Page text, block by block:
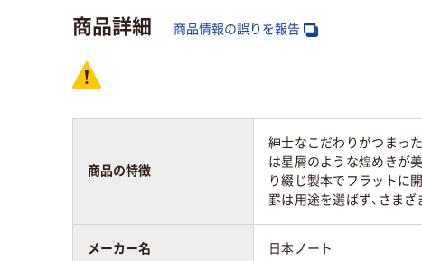
商品詳細 商品情報の誤りを報告
商品の特徴
紳士なこだわりがつまっ
は星屑のような煌めきが
り綴じ製本でフラットに
罫は用途を選ばず、さま
メーカー名 日本ノート